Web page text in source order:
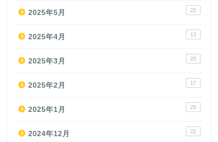
2025年5月 22
2025年4月 13
2025年3月 20
2025年2月 17
2025年1月 25
2024年12月 22